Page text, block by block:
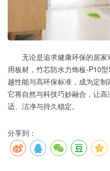
无论是追求健康环保的居
用板材，竹芯防水力饰板-P10
越性能与高环保标准，成为定制
它将自然与科技巧妙融合，让
适、洁净与持久稳定。
分享到：